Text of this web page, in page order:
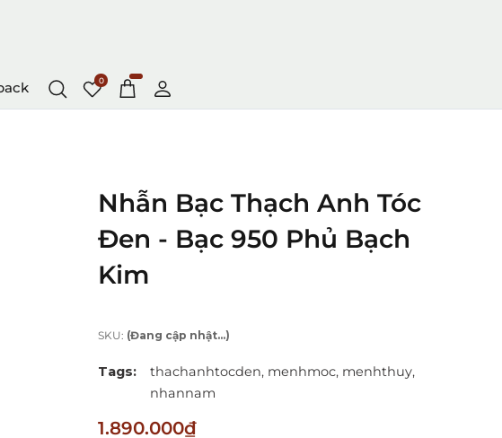
0
Nhẫn Bạc Thạch Anh Tóc
Đen - Bạc 950 Phủ Bạch
Kim
SKU: (Đang cập nhật...)
Tags: thachanhtocden, menhmoc, menhthuy,
nhannam
1.890.000₫